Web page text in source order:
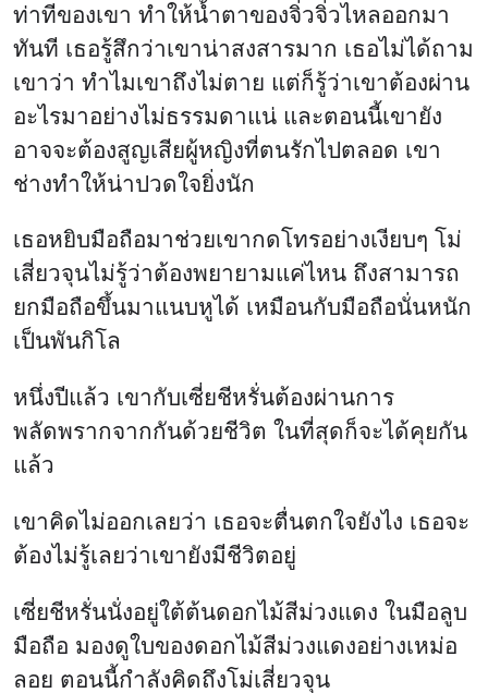
ท่าทีของเขา ทำให้น้ำตาของจิ่วจิ่วไหลออกมา
ทันที เธอรู้สึกว่าเขาน่าสงสารมาก เธอไม่ได้ถาม
เขาว่า ทำไมเขาถึงไม่ตาย แต่ก็รู้ว่าเขาต้องผ่าน
อะไรมาอย่างไม่ธรรมดาแน่ และตอนนี้เขายัง
อาจจะต้องสูญเสียผู้หญิงที่ตนรักไปตลอด เขา
ช่างทำให้น่าปวดใจยิ่งนัก
เธอหยิบมือถือมาช่วยเขากดโทรอย่างเงียบๆ โม่
เสี่ยวจุนไม่รู้ว่าต้องพยายามแค่ไหน ถึงสามารถ
ยกมือถือขึ้นมาแนบหูได้ เหมือนกับมือถือนั่นหนัก
เป็นพันกิโล
หนึ่งปีแล้ว เขากับเซี่ยชีหรั่นต้องผ่านการ
พลัดพรากจากกันด้วยชีวิต ในที่สุดก็จะได้คุยกัน
แล้ว
เขาคิดไม่ออกเลยว่า เธอจะตื่นตกใจยังไง เธอจะ
ต้องไม่รู้เลยว่าเขายังมีชีวิตอยู่
เซี่ยชีหรั่นนั่งอยู่ใต้ต้นดอกไม้สีม่วงแดง ในมือลูบ
มือถือ มองดูใบของดอกไม้สีม่วงแดงอย่างเหม่อ
ลอย ตอนนี้กำลังคิดถึงโม่เสี่ยวจุน